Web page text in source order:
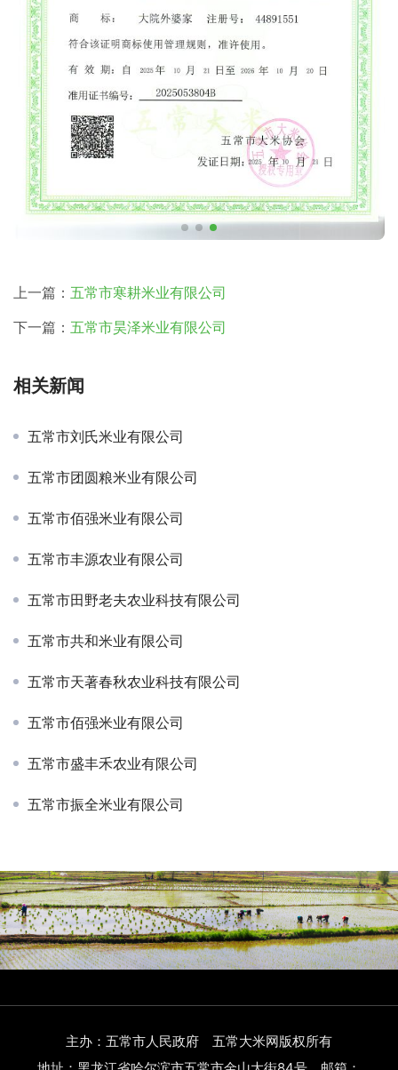
上一篇： 五常市寒耕米业有限公司
下一篇： 五常市昊泽米业有限公司
相关新闻
五常市刘氏米业有限公司
五常市团圆粮米业有限公司
五常市佰强米业有限公司
五常市丰源农业有限公司
五常市田野老夫农业科技有限公司
五常市共和米业有限公司
五常市天著春秋农业科技有限公司
五常市佰强米业有限公司
五常市盛丰禾农业有限公司
五常市振全米业有限公司
主办：五常市人民政府 五常大米网版权所有